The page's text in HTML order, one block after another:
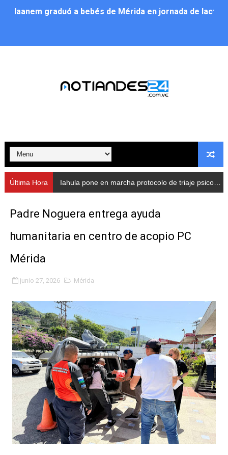
Iaanem graduó a bebés de Mérida en jornada de
Alcalde Nelson Álvarez llevó jornada recreativa a la
Nevado Gas optimiza servicio residencial en la
Balance semestral impulsa inclusión y atención a
Plan Vacacional Comunitario “Ríe 2026” recorre las
Alcaldía del Municipio Libertador realizó una jornada
Fundacite Mérida dicta taller gratuito de electrónica
INN-Mérida celebró el Lacto grado para promover el
Impulsan plan estratégico de seguridad ciudadana
Mérida impulsa desarrollo económico con taller de
Fomficc consolida alianzas e impulsa la economía
Niños de Estudiantes de Mérida sembraron 110
Corposalud y Secretaría Social fortalecen la atención
Inicia el plan vacacional Venezuela Renace en el
Entregan planta eléctrica para fortalecer la atención
Expertos inspeccionan espacios del OAN para la
Última Hora Iahula pone en marcha protocolo de triaje psicosocial para atender a rescatistas
Padre Noguera entrega ayuda
humanitaria en centro de acopio PC
Mérida
junio 27, 2026 Mérida